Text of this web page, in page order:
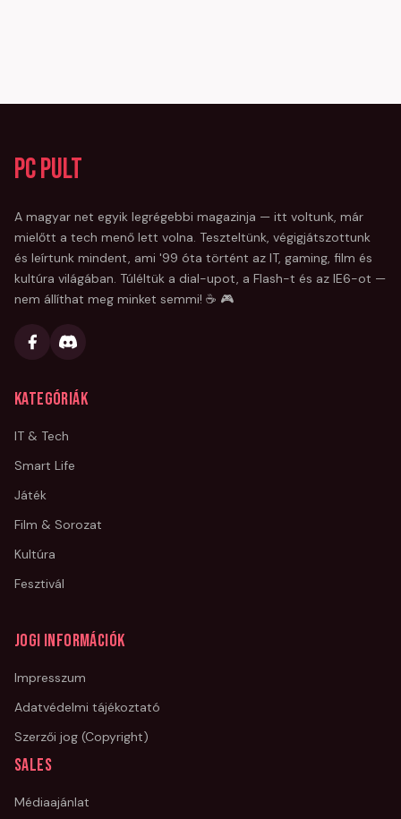
PC Pult
A magyar net egyik legrégebbi magazinja — itt voltunk, már
mielőtt a tech menő lett volna. Teszteltünk, végigjátszottunk
és leírtunk mindent, ami '99 óta történt az IT, gaming, film és
kultúra világában. Túléltük a dial-upot, a Flash-t és az IE6-ot —
nem állíthat meg minket semmi! ☕ 🎮
Kategóriák
IT & Tech
Smart Life
Játék
Film & Sorozat
Kultúra
Fesztivál
Jogi információk
Impresszum
Adatvédelmi tájékoztató
Szerzői jog (Copyright)
Sales
Médiaajánlat